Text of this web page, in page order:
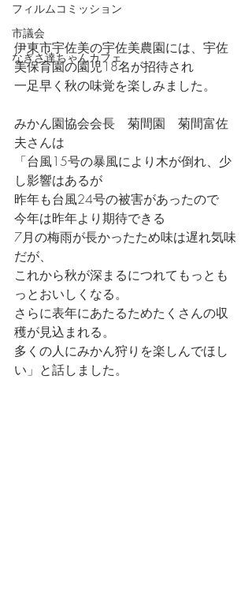
フィルムコミッション
市議会
なぎさ達ちゃんカフェ
伊東市宇佐美の宇佐美農園には、宇佐
美保育園の園児18名が招待され
一足早く秋の味覚を楽しみました。
みかん園協会会長　菊間園　菊間富佐
夫さんは
「台風15号の暴風により木が倒れ、少
し影響はあるが
昨年も台風24号の被害があったので
今年は昨年より期待できる
7月の梅雨が長かったため味は遅れ気味
だが、
これから秋が深まるにつれてもっとも
っとおいしくなる。
さらに表年にあたるためたくさんの収
穫が見込まれる。
多くの人にみかん狩りを楽しんでほし
い」と話しました。